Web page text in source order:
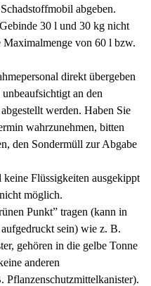
abgeben.
30 l und 30 kg nicht
Maximalmenge von 60 l bzw.
direkt übergeben
an den
werden. Haben Sie
wahrzunehmen, bitten
den Sondermüll zur Abgabe
keine Flüssigkeiten ausgekippt
möglich.
Punkt” tragen (kann in
sein) wie z. B.
gehören in die gelbe Tonne
anderen
Pflanzenschutzmittelkanister).